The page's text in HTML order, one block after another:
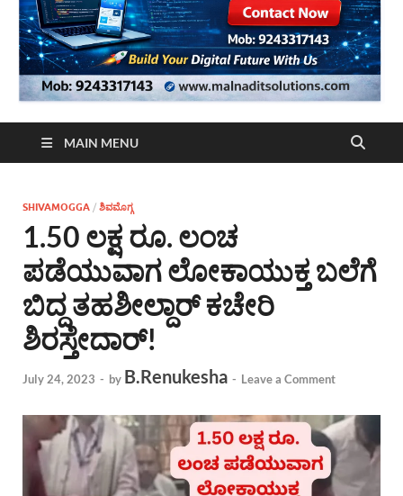
MAIN MENU
SHIVAMOGGA / ಶಿವಮೊಗ್ಗ
1.50 ಲಕ್ಷ ರೂ. ಲಂಚ
ಪಡೆಯುವಾಗ ಲೋಕಾಯುಕ್ತ ಬಲೆಗೆ
ಬಿದ್ದ ತಹಶೀಲ್ದಾರ್ ಕಚೇರಿ
ಶಿರಸ್ತೇದಾರ್!
July 24, 2023 - by B.Renukesha - Leave a Comment